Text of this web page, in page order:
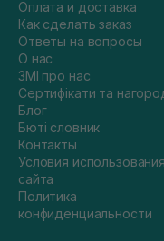
Оплата и доставка
Как сделать заказ
Ответы на вопросы
О нас
ЗМІ про нас
Сертифікати та
Блог
Бюті словник
Контакты
Условия использования
сайта
Политика
конфиденциальности